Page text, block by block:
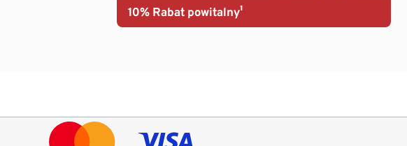
10% Rabat powitalny¹